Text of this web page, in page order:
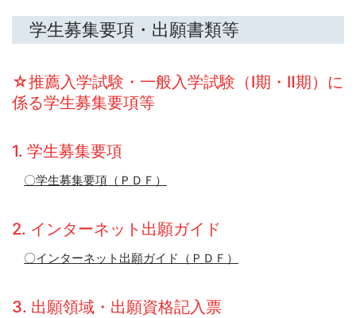
学生募集要項・出願書類等
☆推薦入学試験・一般入学試験（Ⅰ期・Ⅱ期）に
係る学生募集要項等
1. 学生募集要項
〇学生募集要項（ＰＤＦ）
2. インターネット出願ガイド
〇インターネット出願ガイド（ＰＤＦ）
3. 出願領域・出願資格記入票